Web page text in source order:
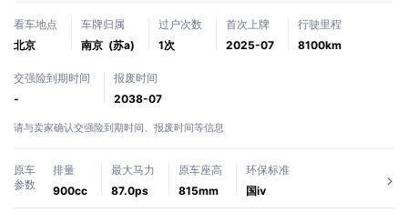
看车地点
北京
车牌归属
南京 (苏a)
过户次数
1次
首次上牌
2025-07
行驶里程
8100km
交强险到期时间
-
报废时间
2038-07
请与卖家确认交强险到期时间、报废时间等信息
原车
参数
排量
900cc
最大马力
87.0ps
原车座高
815mm
环保标准
国ⅳ